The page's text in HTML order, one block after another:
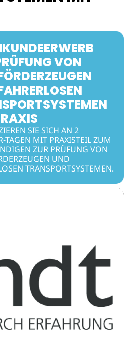
VON
SIE SICH AN 2
TAGEN MIT PRAXISTEIL ZUM
ZUR PRÜFUNG VON
UND
TRANSPORTSYSTEMEN.